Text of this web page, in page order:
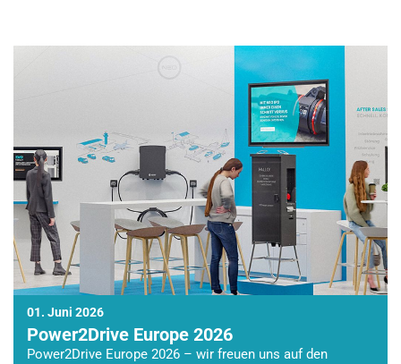
01. Juni 2026
Power2Drive Europe 2026
Power2Drive Europe 2026 – wir freuen uns auf den